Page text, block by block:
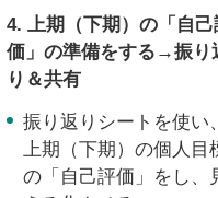
4. 上期（下期）の「自己
価」の準備をする→振り
り＆共有
振り返りシートを使い、
上期（下期）の個人目
の「自己評価」をし、